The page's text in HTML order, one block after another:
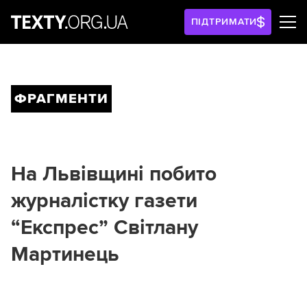
ПІДТРИМАТИ
ФРАГМЕНТИ
На Львівщині побито
журналістку газети
“Експрес” Світлану
Мартинець